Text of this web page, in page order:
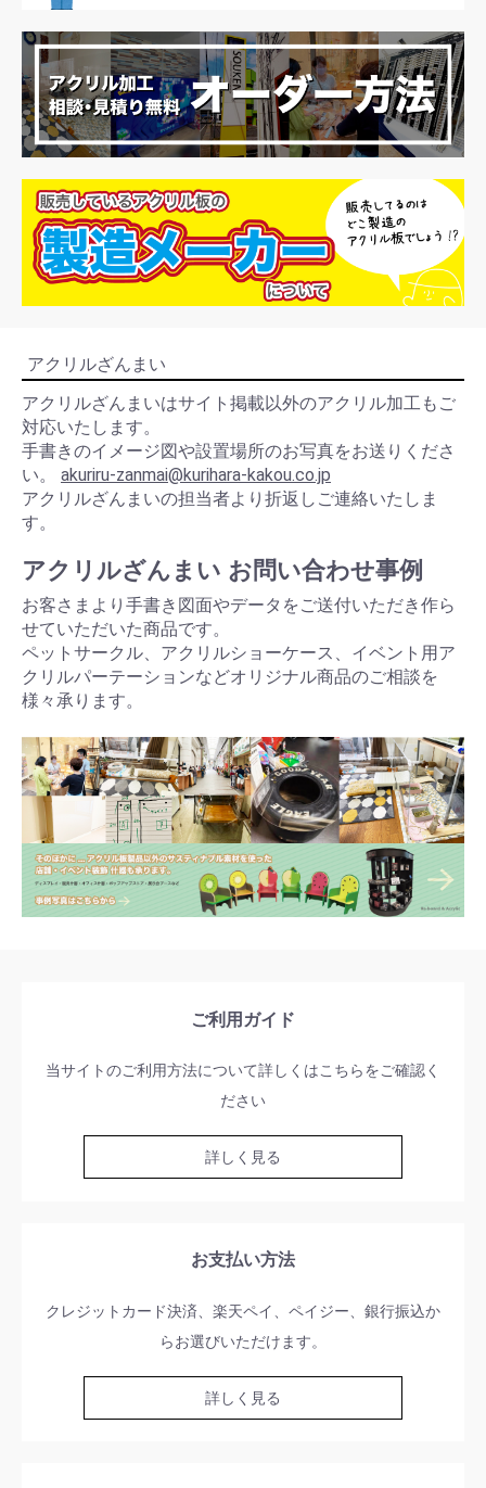
アクリルざんまい
アクリルざんまいはサイト掲載以外のアクリル加工もご
対応いたします。
手書きのイメージ図や設置場所のお写真をお送りくださ
い。 akuriru-zanmai@kurihara-kakou.co.jp
アクリルざんまいの担当者より折返しご連絡いたしま
す。
アクリルざんまい お問い合わせ事例
お客さまより手書き図面やデータをご送付いただき作ら
せていただいた商品です。
ペットサークル、アクリルショーケース、イベント用ア
クリルパーテーションなどオリジナル商品のご相談を
様々承ります。
ご利用ガイド
当サイトのご利用方法について詳しくはこちらをご確認く
ださい
詳しく見る
お支払い方法
クレジットカード決済、楽天ペイ、ペイジー、銀行振込か
らお選びいただけます。
詳しく見る